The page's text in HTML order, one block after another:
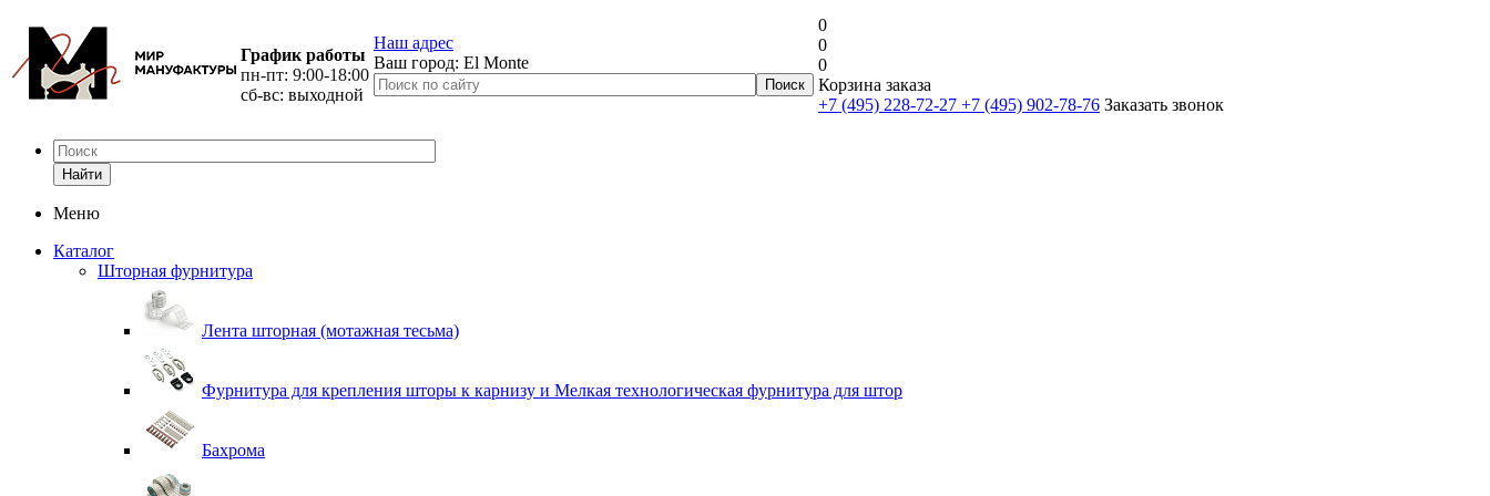
График работы
пн-пт: 9:00-18:00
сб-вс: выходной
Наш адрес
Ваш город: El Monte
0
0
0
Корзина заказа
+7 (495) 228-72-27 +7 (495) 902-78-76 Заказать звонок
Найти
Меню
Каталог
Шторная фурнитура
Лента шторная (мотажная тесьма)
Фурнитура для крепления шторы к карнизу и Мелкая технологическая фурнитура для штор
Бахрома